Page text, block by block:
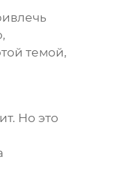
темой,
Но это